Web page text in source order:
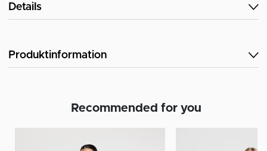
Details
Produktinformation
Recommended for you